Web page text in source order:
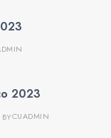
2023
BYCUADMIN